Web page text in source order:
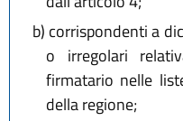
b) corrispondenti a
o irregolari
firmatario nelle
della regione;